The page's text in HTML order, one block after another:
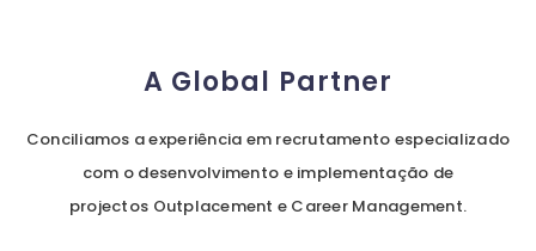
A Global Partner
Conciliamos a experiência em recrutamento especializado
com o desenvolvimento e implementação de
projectos Outplacement e Career Management.